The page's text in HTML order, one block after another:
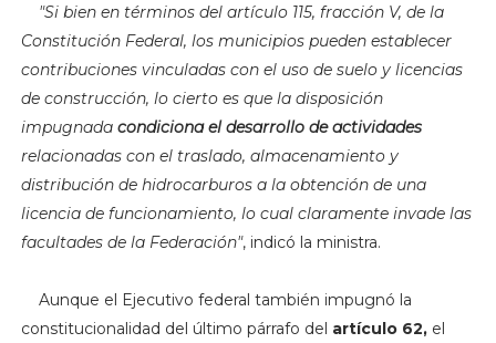
"Si bien en términos del artículo 115, fracción V, de la
Constitución Federal, los municipios pueden establecer
contribuciones vinculadas con el uso de suelo y licencias
de construcción, lo cierto es que la disposición
impugnada condiciona el desarrollo de actividades
relacionadas con el traslado, almacenamiento y
distribución de hidrocarburos a la obtención de una
licencia de funcionamiento, lo cual claramente invade las
facultades de la Federación", indicó la ministra.
Aunque el Ejecutivo federal también impugnó la
constitucionalidad del último párrafo del artículo 62,el